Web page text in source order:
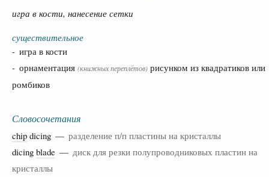
игра в кости, нанесение сетки
существительное
- игра в кости
- орнаментация (книжных переплётов) рисунком из квадратиков или
ромбиков
Словосочетания
chip dicing — разделение п/п пластины на кристаллы
dicing blade — диск для резки полупроводниковых пластин на
кристаллы